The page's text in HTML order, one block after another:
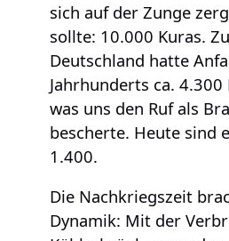
sich auf der Zunge
sollte: 10.000 Kuras.
Deutschland hatte
Jahrhunderts ca.
was uns den Ruf als
bescherte. Heute sind
1.400.
Die Nachkriegszeit
Dynamik: Mit der